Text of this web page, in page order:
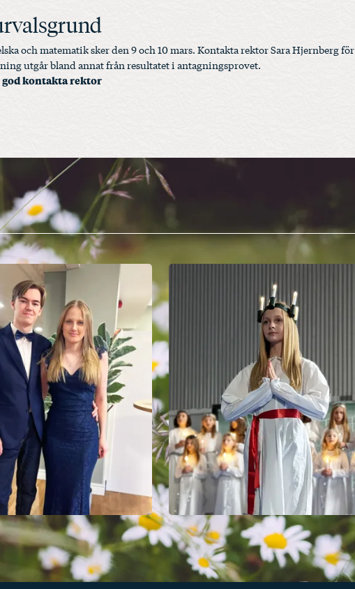
och matematik sker den 9 och 10 mars. Kontakta rektor Sara Hjernberg för
utgår bland annat från resultatet i antagningsprovet.
kontakta rektor